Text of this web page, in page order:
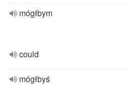
mógłbym
could
mógłbyś